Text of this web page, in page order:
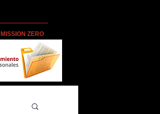
MISSION ZERO